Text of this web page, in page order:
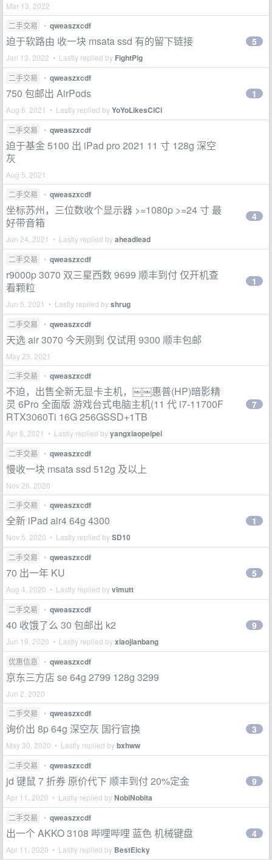
Mar 13, 2022
二手交易
• qweaszxcdf
迫于软路由 收一块 msata ssd 有的留下链接
Jan 13, 2022 • Lastly replied by FightPig
5
二手交易 • qweaszxcdf
750 包邮出 AirPods
Aug 6, 2021 • Lastly replied byYoYoLikesCiCi
1
二手交易 • qweaszxcdf
迫于基金 5100 出 iPad pro 2021 11 寸 128g 深空
灰
Aug 5, 2021
二手交易
• qweaszxcdf
坐标苏州，三位数收个显示器 >=1080p >=24 寸 最
好带音箱
Jun 24, 2021 • Lastly replied byaheadlead
4
二手交易 • qweaszxcdf
r9000p 3070 双三星西数 9699 顺丰到付 仅开机查
看颗粒
Jun 5, 2021 • Lastly replied byshrug
1
二手交易 • qweaszxcdf
天选 air 3070 今天刚到 仅试用 9300 顺丰包邮
May 23, 2021
二手交易
• qweaszxcdf
不迫，出售全新无显卡主机，￼￼惠普(HP)暗影精
灵 6Pro 全面版 游戏台式电脑主机(11 代 i7-11700F
RTX3060Ti 16G 256GSSD+1TB
Apr 8, 2021 • Lastly replied byyangxiaopeipei
7
二手交易 • qweaszxcdf
慢收一块 msata ssd 512g 及以上
Nov 26, 2020
二手交易
• qweaszxcdf
全新 iPad air4 64g 4300
Nov 5, 2020 • Lastly replied bySD10
1
二手交易 • qweaszxcdf
70 出一年 KU
Aug 4, 2020 • Lastly replied byvimutt
5
二手交易 • qweaszxcdf
40 收饿了么 30 包邮出 k2
Jun 19, 2020 • Lastly replied byxiaojianbang
9
优惠信息 • qweaszxcdf
京东三方店 se 64g 2799 128g 3299
Jun 2, 2020
二手交易
• qweaszxcdf
询价出 8p 64g 深空灰 国行官换
May 30, 2020 • Lastly replied bybxhww
3
二手交易 • qweaszxcdf
jd 键鼠 7 折券 原价代下 顺丰到付 20%定金
Apr 11, 2020 • Lastly replied byNobiNobita
9
二手交易 • qweaszxcdf
出一个 AKKO 3108 哔哩哔哩 蓝色 机械键盘
Apr 11, 2020 • Lastly replied by BestEicky
4